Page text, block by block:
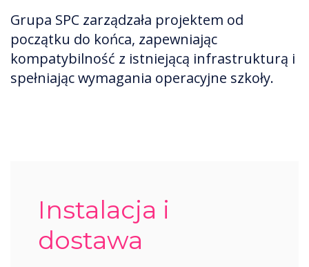
Grupa SPC zarządzała projektem od
początku do końca, zapewniając
kompatybilność z istniejącą infrastrukturą i
spełniając wymagania operacyjne szkoły.
Instalacja i
dostawa